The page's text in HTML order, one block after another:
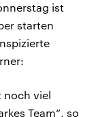
ist
starten
noch viel
Team“, so